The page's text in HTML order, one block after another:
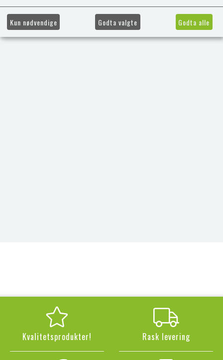
Kvalitetsprodukter! Rask levering
Kun nødvendige Godta valgte Godta alle